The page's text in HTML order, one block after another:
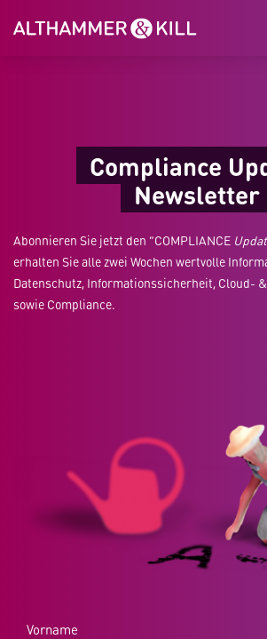
Compliance
Newsletter
Abonnieren Sie jetzt den “COMPLIANCE
erhalten Sie alle zwei Wochen wertvolle
Datenschutz, Informationssicherheit, Cloud-
sowie Compliance.
Vorname